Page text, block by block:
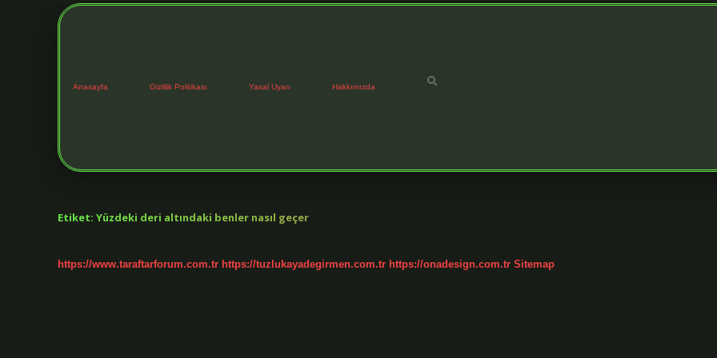
Anasayfa Gizlilik Politikası Yasal Uyarı Hakkımızda
Etiket: Yüzdeki deri altındaki benler nasıl geçer
https://www.taraftarforum.com.tr https://tuzlukayadegirmen.com.tr https://onadesign.com.tr Sitemap